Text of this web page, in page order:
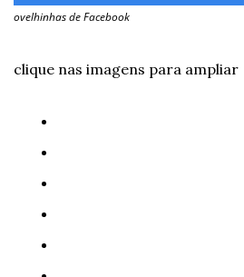
ovelhinhas de Facebook
clique nas imagens para ampliar